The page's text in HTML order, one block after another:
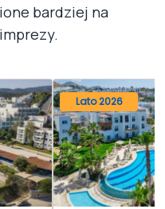
bardziej na
Lato 2026